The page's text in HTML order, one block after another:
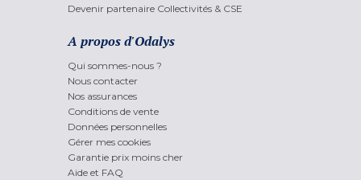
Devenir partenaire Collectivités & CSE
A propos d'Odalys
Qui sommes-nous ?
Nous contacter
Nos assurances
Conditions de vente
Données personnelles
Gérer mes cookies
Garantie prix moins cher
Aide et FAQ